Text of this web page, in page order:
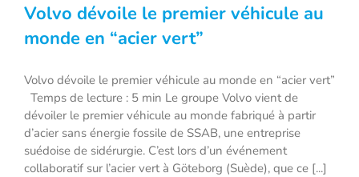
Volvo dévoile le premier véhicule au
monde en “acier vert”
Volvo dévoile le premier véhicule au
monde en “acier vert”
Volvo dévoile le premier véhicule au monde en “acier vert”
Temps de lecture : 5 min Le groupe Volvo vient de
dévoiler le premier véhicule au monde fabriqué à partir
d’acier sans énergie fossile de SSAB, une entreprise
suédoise de sidérurgie. C’est lors d’un événement
collaboratif sur l’acier vert à Göteborg (Suède), que ce [...]